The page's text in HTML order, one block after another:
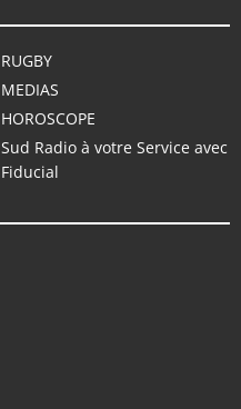
RUGBY
MEDIAS
HOROSCOPE
Sud Radio à votre Service avec
Fiducial